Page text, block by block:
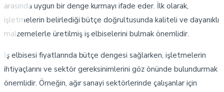
arasında uygun bir denge kurmayı ifade eder. İlk olarak,
işletmelerin belirlediği bütçe doğrultusunda kaliteli ve dayanıklı
malzemelerle üretilmiş iş elbiselerini bulmak önemlidir.
İş elbisesi fiyatlarında bütçe dengesi sağlarken, işletmelerin
ihtiyaçlarını ve sektör gereksinimlerini göz önünde bulundurmak
önemlidir. Örneğin, ağır sanayi sektörlerinde çalışanlar için